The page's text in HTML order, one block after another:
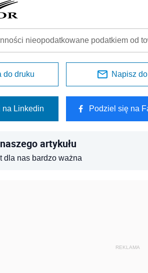
nieopodatkowane podatkiem od
do druku Napisz
na Linkedin Podziel się na
artykułu
dla nas bardzo ważna
REKLAMA